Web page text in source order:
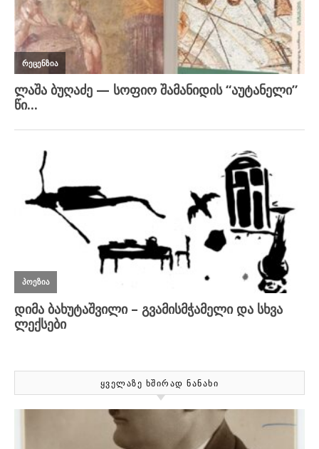
ᲧᲕᲔᲚᲐᲖᲔ ᲮᲨᲘᲠᲐᲓ ᲜᲐᲜᲐᲮᲘ